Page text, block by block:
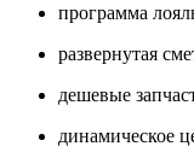
программа
развернутая
дешевые
динамическое